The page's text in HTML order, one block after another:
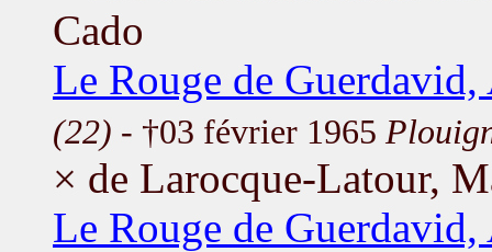
Cado
Le Rouge de
(22) - †03 février 1965
× de Larocque-Latour,
Le Rouge de